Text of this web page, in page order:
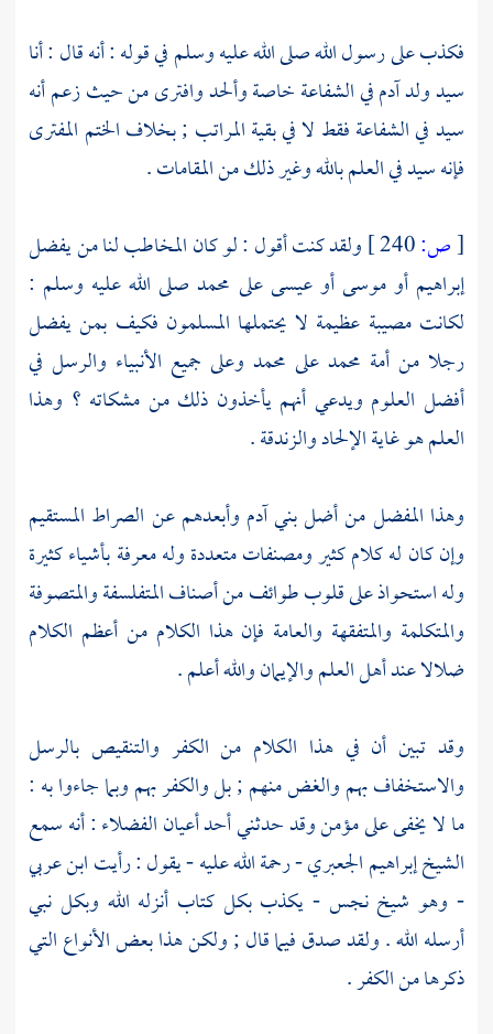
فكذب على رسول الله صلى الله عليه وسلم في قوله : أنه قال : أنا
سيد ولدآدمفي الشفاعة خاصة وألحد وافترى من حيث زعم أنه
سيد في الشفاعة فقط لا في بقية المراتب ; بخلاف الختم المفترى
فإنه سيد في العلم بالله وغير ذلك من المقامات .
[ص:
ولقد كنت أقول : لو كان المخاطب لنا من يفضل
إبراهيمأوموسىأوعيسىعلى محمد صلى الله عليه وسلم :
لكانت مصيبة عظيمة لا يحتملها المسلمون فكيف بمن يفضل
رجلا من أمة محمدعلى محمد وعلى جميع الأنبياء والرسل في
أفضل العلوم ويدعي أنهم يأخذون ذلك من مشكاته ؟ وهذا
العلم هو غاية الإلحاد والزندقة .
وهذا المفضل من أضل بنيآدم وأبعدهم عن الصراط المستقيم
وإن كان له كلام كثير ومصنفات متعددة وله معرفة بأشياء كثيرة
وله استحواذ على قلوب طوائف من أصناف المتفلسفة والمتصوفة
والمتكلمة والمتفقهة والعامة فإن هذا الكلام من أعظم الكلام
ضلالا عند أهل العلم والإيمان والله أعلم .
وقد تبين أن في هذا الكلام من الكفر والتنقيص بالرسل
والاستخفاف بهم والغض منهم ; بل والكفر بهم وبما جاءوا به :
ما لا يخفى على مؤمن وقد حدثني أحد أعيان الفضلاء : أنه سمع
الشيخ إبراهيم الجعبري- رحمة الله عليه - يقول : رأيتابن عربي
- وهو شيخ نجس - يكذب بكل كتاب أنزله الله وبكل نبي
أرسله الله . ولقد صدق فيما قال ; ولكن هذا بعض الأنواع التي
ذكرها من الكفر .